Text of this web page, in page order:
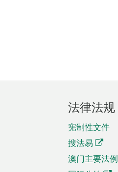
法律法规
宪制性文件
搜法易
澳门主要法例